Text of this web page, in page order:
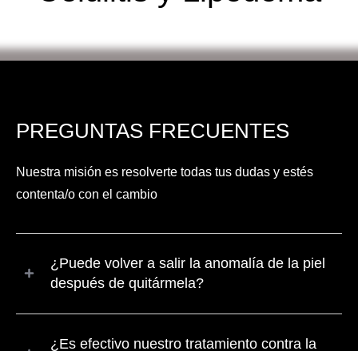
PREGUNTAS FRECUENTES
Nuestra misión es resolverte todas tus dudas y estés
contenta/o con el cambio
¿Puede volver a salir la anomalía de la piel
después de quitármela?
¿Es efectivo nuestro tratamiento contra la